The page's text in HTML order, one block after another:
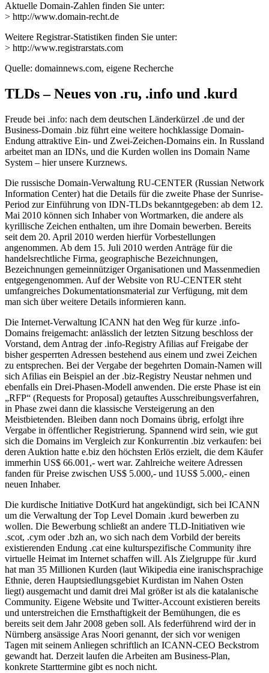
Aktuelle Domain-Zahlen finden Sie unter:
> http://www.domain-recht.de
Weitere Registrar-Statistiken finden Sie unter:
> http://www.registrarstats.com
Quelle: domainnews.com, eigene Recherche
TLDs – Neues von .ru, .info und .kurd
Freude bei .info: nach dem deutschen Länderkürzel .de und der
Business-Domain .biz führt eine weitere hochklassige Domain-
Endung attraktive Ein- und Zwei-Zeichen-Domains ein. In Russland
arbeitet man an IDNs, und die Kurden wollen ins Domain Name
System – hier unsere Kurznews.
Die russische Domain-Verwaltung RU-CENTER (Russian Network
Information Center) hat die Details für die zweite Phase der Sunrise-
Period zur Einführung von IDN-TLDs bekanntgegeben: ab dem 12.
Mai 2010 können sich Inhaber von Wortmarken, die andere als
kyrillische Zeichen enthalten, um ihre Domain bewerben. Bereits
seit dem 20. April 2010 werden hierfür Vorbestellungen
angenommen. Ab dem 15. Juli 2010 werden Anträge für die
handelsrechtliche Firma, geographische Bezeichnungen,
Bezeichnungen gemeinnütziger Organisationen und Massenmedien
entgegengenommen. Auf der Website von RU-CENTER steht
umfangreiches Dokumentationsmaterial zur Verfügung, mit dem
man sich über weitere Details informieren kann.
Die Internet-Verwaltung ICANN hat den Weg für kurze .info-
Domains freigemacht: anlässlich der letzten Sitzung beschloss der
Vorstand, dem Antrag der .info-Registry Afilias auf Freigabe der
bisher gesperrten Adressen bestehend aus einem und zwei Zeichen
zu entsprechen. Bei der Vergabe der begehrten Domain-Namen will
sich Afilias ein Beispiel an der .biz-Registry Neustar nehmen und
ebenfalls ein Drei-Phasen-Modell anwenden. Die erste Phase ist ein
„RFP“ (Requests for Proposal) getauftes Ausschreibungsverfahren,
in Phase zwei dann die klassische Versteigerung an den
Meistbietenden. Bleiben dann noch Domains übrig, erfolgt ihre
Vergabe in öffentlicher Registrierung. Spannend wird sein, wie gut
sich die Domains im Vergleich zur Konkurrentin .biz verkaufen: bei
deren Auktion hatte e.biz den höchsten Erlös erzielt, die dem Käufer
immerhin US$ 66.001,- wert war. Zahlreiche weitere Adressen
fanden für Preise zwischen US$ 5.000,- und 1US$ 5.000,- einen
neuen Inhaber.
Die kurdische Initiative DotKurd hat angekündigt, sich bei ICANN
um die Verwaltung der Top Level Domain .kurd bewerben zu
wollen. Die Bewerbung schließt an andere TLD-Initiativen wie
.scot, .cym oder .bzh an, wo sich nach dem Vorbild der bereits
existierenden Endung .cat eine kulturspezifische Community ihre
virtuelle Heimat im Internet schaffen will. Als Zielgruppe für .kurd
hat man 35 Millionen Kurden (laut Wikipedia eine iranischsprachige
Ethnie, deren Hauptsiedlungsgebiet Kurdistan im Nahen Osten
liegt) ausgemacht und damit drei Mal größer ist als die katalanische
Community. Eigene Website und Twitter-Account existieren bereits
und unterstreichen die Ernsthaftigkeit der Bemühungen, die es
bereits seit dem Jahr 2008 geben soll. Als federführend wird der in
Nürnberg ansässige Aras Noori genannt, der sich vor wenigen
Tagen mit seinem Anliegen schriftlich an ICANN-CEO Beckstrom
gewandt hat. Derzeit laufen die Arbeiten am Business-Plan,
konkrete Starttermine gibt es noch nicht.